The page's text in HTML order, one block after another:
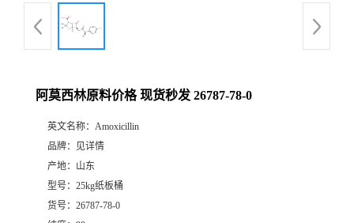
阿莫西林原料价格 现货秒发 26787-78-0
英文名称： Amoxicillin
品牌：
见详情
产地： 山东
型号： 25kg纸板桶
货号： 26787-78-0